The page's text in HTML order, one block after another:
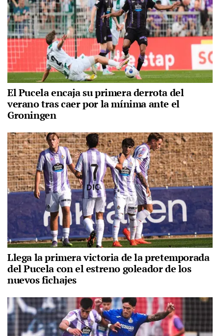
El Pucela encaja su primera derrota del
verano tras caer por la mínima ante el
Groningen
Llega la primera victoria de la pretemporada
del Pucela con el estreno goleador de los
nuevos fichajes